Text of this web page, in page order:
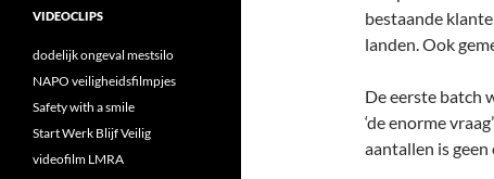
bestaande
landen. Ook
De eerste batch
‘de enorme
aantallen is
VIDEOCLIPS
dodelijk ongeval mestsilo
NAPO veiligheidsfilmpjes
Safety with a smile
Start Werk Blijf Veilig
videofilm LMRA